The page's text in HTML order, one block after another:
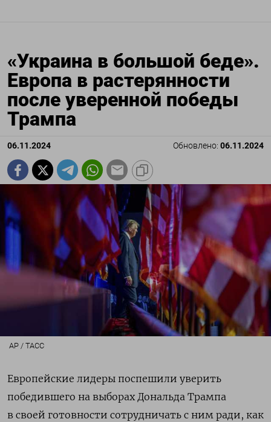
«Украина в большой беде».
Европа в растерянности
после уверенной победы
Трампа
06.11.2024 Обновлено: 06.11.2024
AP / ТАСС
Европейские лидеры поспешили уверить
победившего на выборах Дональда Трампа
в своей готовности сотрудничать с ним ради, как